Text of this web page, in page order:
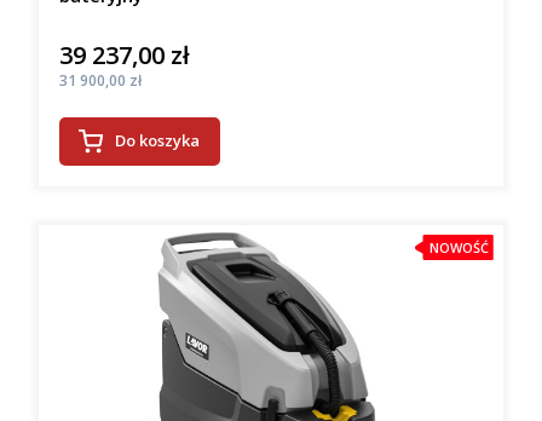
Cena
39 237,00 zł
Cena
31 900,00 zł
Do koszyka
NOWOŚĆ